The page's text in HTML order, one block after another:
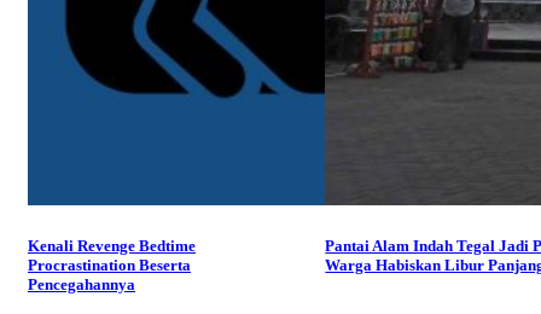
Kenali Revenge Bedtime
Procrastination Beserta
Pencegahannya
Pantai Alam Indah Tegal Jadi
Warga Habiskan Libur